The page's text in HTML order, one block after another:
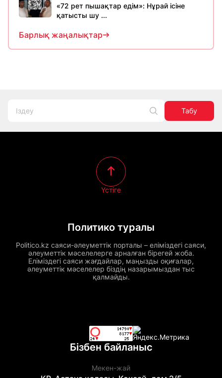
«72 рет пышақтар едім»: Нұрай ісіне
қатысты шу ...
Барлық жаңалықтар
Табу
Политико туралы
Politico.kz саяси-әлеуметтік порталы – еліміздегі саяси,
әлеуметтік мәселелерге арналған бірегей жоба.
Еліміздегі саяси жағдайлар, маңызды оқиғалар,
әлеуметтік мәселелер біздің назарымыздан тыс
қалмайды.
Үстіге
Бізбен байланыс
Мекен-жай